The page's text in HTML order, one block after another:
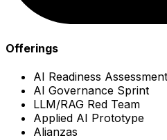
Offerings
AI Readiness Assessment
AI Governance Sprint
LLM/RAG Red Team
Applied AI Prototype
Alianzas